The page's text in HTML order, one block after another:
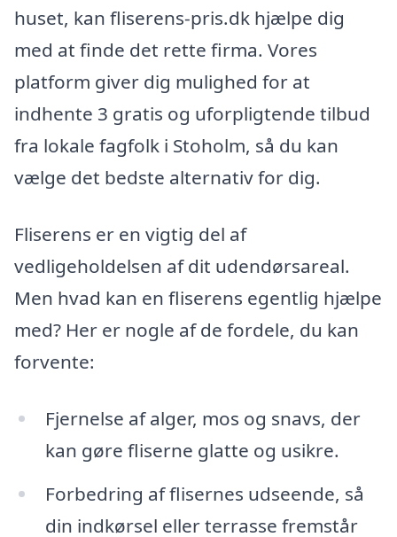
huset, kan fliserens-pris.dk hjælpe dig
med at finde det rette firma. Vores
platform giver dig mulighed for at
indhente 3 gratis og uforpligtende tilbud
fra lokale fagfolk i Stoholm, så du kan
vælge det bedste alternativ for dig.
Fliserens er en vigtig del af
vedligeholdelsen af dit udendørsareal.
Men hvad kan en fliserens egentlig hjælpe
med? Her er nogle af de fordele, du kan
forvente:
Fjernelse af alger, mos og snavs, der
kan gøre fliserne glatte og usikre.
Forbedring af flisernes udseende, så
din indkørsel eller terrasse fremstår